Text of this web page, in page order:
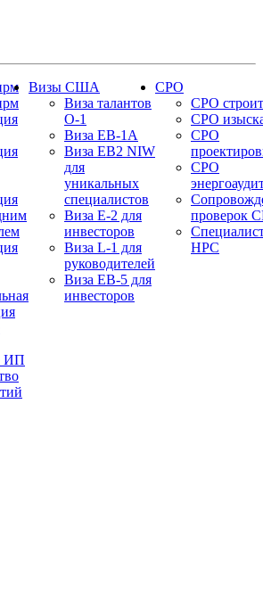
ИП
Визы США
Виза талантов
О-1
Виза EB-1A
Виза EB2 NIW
для
уникальных
специалистов
Виза E-2 для
инвесторов
Виза L-1 для
руководителей
Виза EB-5 для
инвесторов
СРО
СРО
СРО
СРО
СРО
проверок
НРС